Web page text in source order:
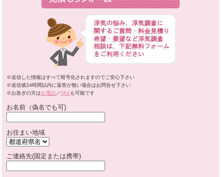
※送信した情報はすべて暗号化されますのでご安心下さい
※送信後24時間以内に返答が無い場合はお問合せ下さい
※お急ぎの方はお電話 ／FAX も可能です
お名前（偽名でも可)
お住まい地域
ご連絡先(固定または携帯)